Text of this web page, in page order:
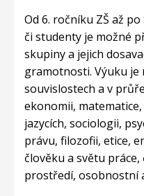
Od 6. ročníku ZŠ až
či studenty je možné
skupiny a jejich
gramotnosti. Výuku je
souvislostech a v
ekonomii, matematice,
jazycích, sociologii,
právu, filozofii, etice,
člověku a světu
prostředí, osobnostní